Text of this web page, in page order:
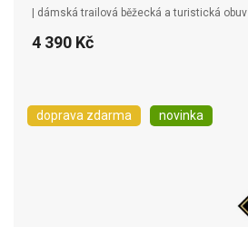
| dámská trailová běžecká a turistická obuv
4 390 Kč
doprava zdarma novinka